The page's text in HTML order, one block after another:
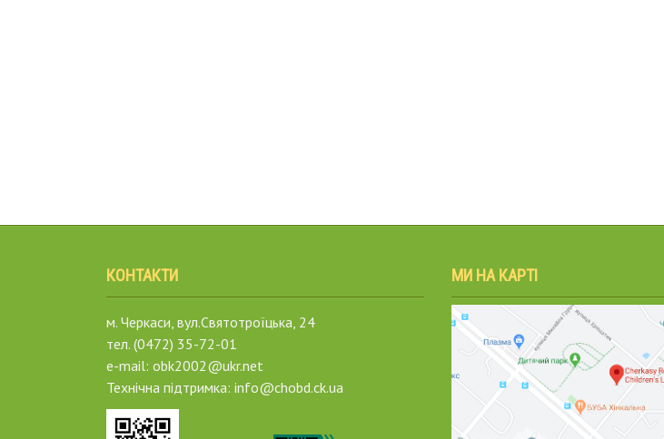
КОНТАКТИ
м. Черкаси, вул.Святотроїцька, 24
тел. (0472) 35-72-01
e-mail: obk2002@ukr.net
Технічна підтримка: info@chobd.ck.ua
МИ НА КАРТІ